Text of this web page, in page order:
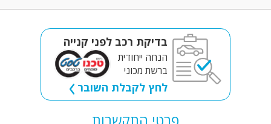
בדיקת רכב לפני קנייה
הנחה ייחודית
ברשת מכוני
לחץ לקבלת השובר